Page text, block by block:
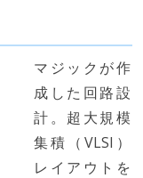
マジックが作
成した回路設
計。超大規模
集積（VLSI）
レイアウトを